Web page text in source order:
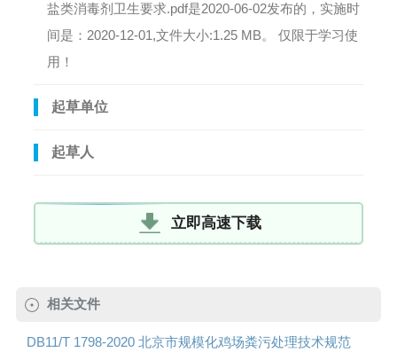
盐类消毒剂卫生要求.pdf是2020-06-02发布的，实施时
间是：2020-12-01,文件大小:1.25 MB。 仅限于学习使
用！
起草单位
起草人
立即高速下载
相关文件
DB11/T 1798-2020 北京市规模化鸡场粪污处理技术规范